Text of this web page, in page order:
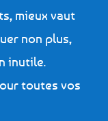
mieux vaut
non plus,
inutile.
toutes vos